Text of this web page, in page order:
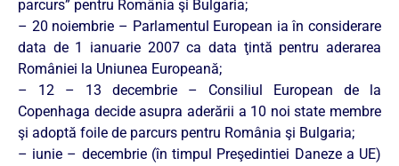
parcurs” pentru România şi Bulgaria;
– 20 noiembrie – Parlamentul European ia în considerare
data de 1 ianuarie 2007 ca data ţintă pentru aderarea
României la Uniunea Europeană;
– 12 – 13 decembrie – Consiliul European de la
Copenhaga decide asupra aderării a 10 noi state membre
şi adoptă foile de parcurs pentru România şi Bulgaria;
– iunie – decembrie (în timpul Preşedintiei Daneze a UE)